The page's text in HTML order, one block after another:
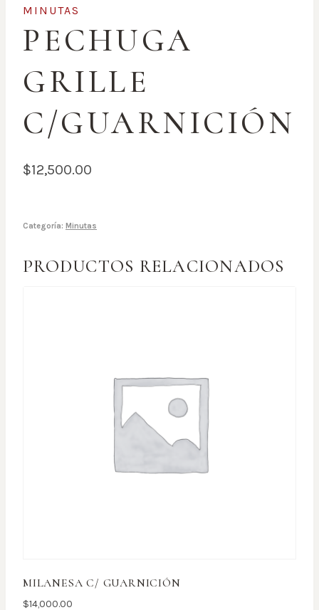
MINUTAS
PECHUGA
GRILLE
C/GUARNICIÓN
$12,500.00
Categoría: Minutas
PRODUCTOS RELACIONADOS
MILANESA C/ GUARNICIÓN
$14,000.00